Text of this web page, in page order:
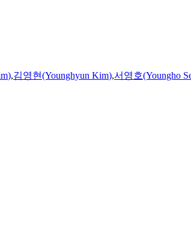
),김영현(Younghyun Kim),서영호(Youngho